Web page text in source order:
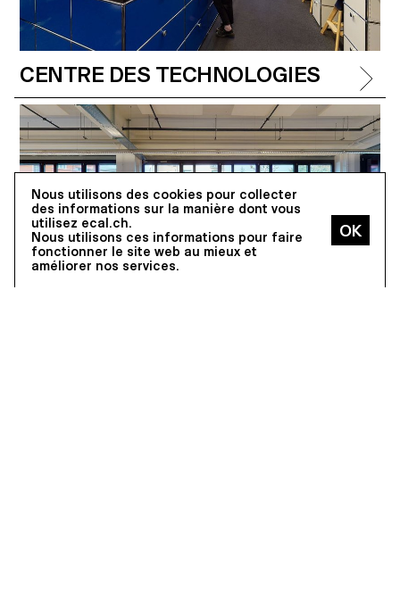
CENTRE DES TECHNOLOGIES
Nous utilisons des cookies pour collecter
des informations sur la manière dont vous
utilisez ecal.ch.
Nous utilisons ces informations pour faire
fonctionner le site web au mieux et
améliorer nos services.